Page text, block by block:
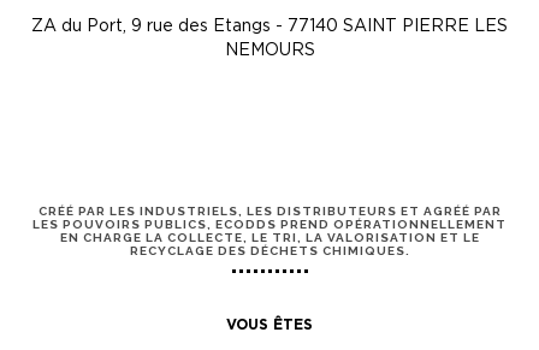
ZA du Port, 9 rue des Etangs - 77140 SAINT PIERRE LES
NEMOURS
CRÉÉ PAR LES INDUSTRIELS, LES DISTRIBUTEURS ET AGRÉÉ PAR
LES POUVOIRS PUBLICS, ECODDS PREND OPÉRATIONNELLEMENT
EN CHARGE LA COLLECTE, LE TRI, LA VALORISATION ET LE
RECYCLAGE DES DÉCHETS CHIMIQUES.
VOUS ÊTES